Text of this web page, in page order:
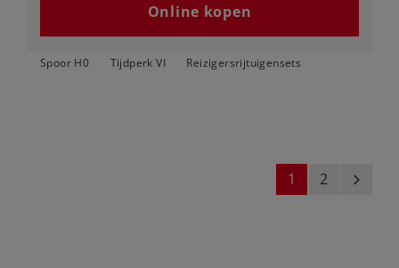
Online kopen
Spoor H0 Tijdperk VI Reizigersrijtuigensets
1 2 next